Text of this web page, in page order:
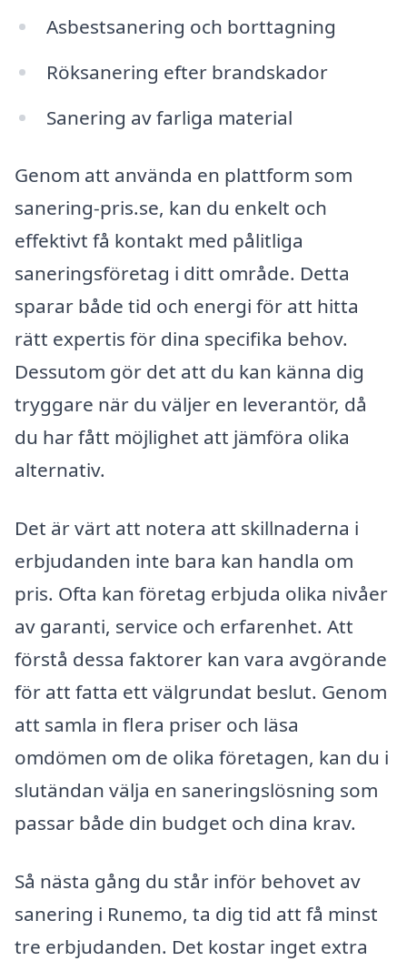
Asbestsanering och borttagning
Röksanering efter brandskador
Sanering av farliga material
Genom att använda en plattform som
sanering-pris.se, kan du enkelt och
effektivt få kontakt med pålitliga
saneringsföretag i ditt område. Detta
sparar både tid och energi för att hitta
rätt expertis för dina specifika behov.
Dessutom gör det att du kan känna dig
tryggare när du väljer en leverantör, då
du har fått möjlighet att jämföra olika
alternativ.
Det är värt att notera att skillnaderna i
erbjudanden inte bara kan handla om
pris. Ofta kan företag erbjuda olika nivåer
av garanti, service och erfarenhet. Att
förstå dessa faktorer kan vara avgörande
för att fatta ett välgrundat beslut. Genom
att samla in flera priser och läsa
omdömen om de olika företagen, kan du i
slutändan välja en saneringslösning som
passar både din budget och dina krav.
Så nästa gång du står inför behovet av
sanering i Runemo, ta dig tid att få minst
tre erbjudanden. Det kostar inget extra